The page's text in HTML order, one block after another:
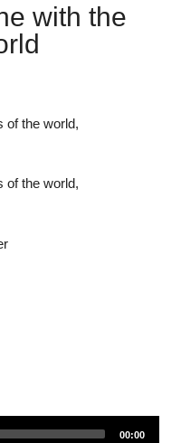
with the
of the world,
of the world,
Total
00:00